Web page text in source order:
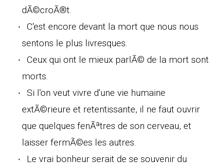
dÃ©croÃ®t.
C'est encore devant la mort que nous nous
sentons le plus livresques.
Ceux qui ont le mieux parlÃ© de la mort sont
morts.
Si l'on veut vivre d'une vie humaine
extÃ©rieure et retentissante, il ne faut ouvrir
que quelques fenÃªtres de son cerveau, et
laisser fermÃ©es les autres.
Le vrai bonheur serait de se souvenir du